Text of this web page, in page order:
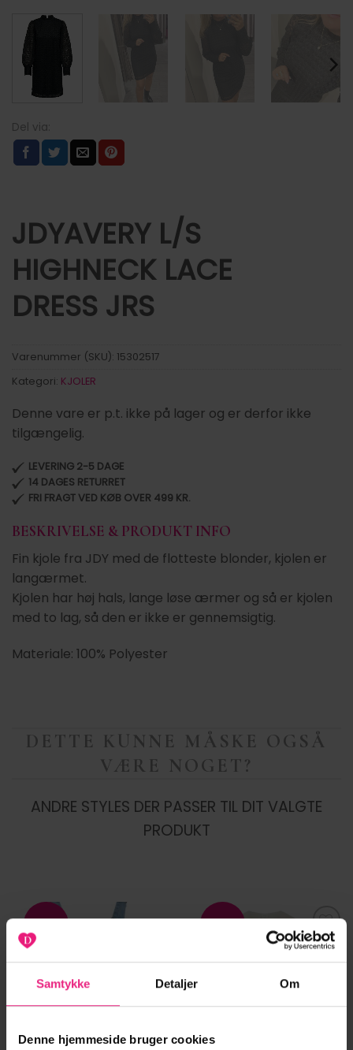
Samtykke Detaljer Om
Denne hjemmeside bruger cookies
JDYAVERY L/S
HIGHNECK LACE
DRESS JRS
Varenummer (SKU): 15302517
Kategori: KJOLER
Denne vare er p.t. ikke på lager og er derfor ikke
tilgængelig.
LEVERING 2-5 DAGE
14 DAGES RETURRET
FRI FRAGT VED KØB OVER 499 KR.
BESKRIVELSE & PRODUKT INFO
Fin kjole fra JDY med de flotteste blonder, kjolen er
langærmet.
Kjolen har høj hals, lange løse ærmer og så er kjolen
med to lag, så den er ikke er gennemsigtig.
Materiale: 100% Polyester
DETTE KUNNE MÅSKE OGSÅ
VÆRE NOGET?
ANDRE STYLES DER PASSER TIL DIT VALGTE
PRODUKT
ønskeliste
Tilføj til
ønskeliste